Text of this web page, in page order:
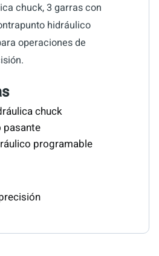
chuck, 3 garras con
hidráulico
operaciones de
chuck
pasante
programable